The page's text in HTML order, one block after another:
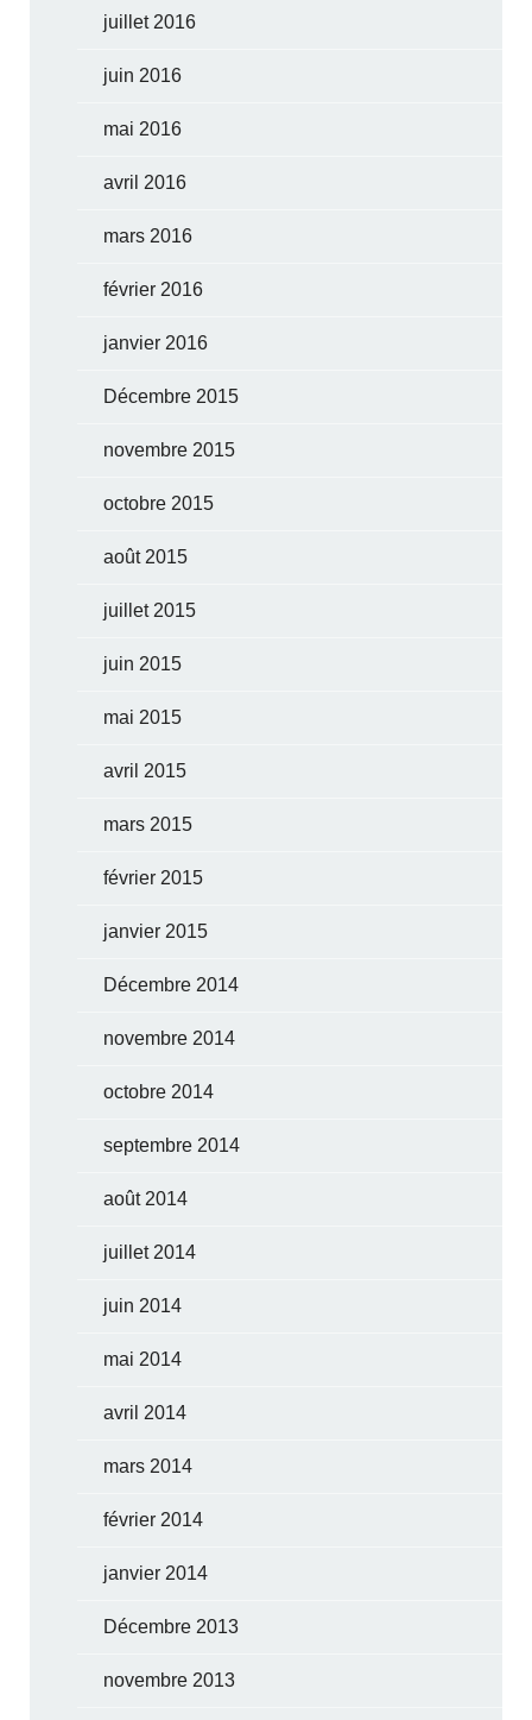
juillet 2016
juin 2016
mai 2016
avril 2016
mars 2016
février 2016
janvier 2016
Décembre 2015
novembre 2015
octobre 2015
août 2015
juillet 2015
juin 2015
mai 2015
avril 2015
mars 2015
février 2015
janvier 2015
Décembre 2014
novembre 2014
octobre 2014
septembre 2014
août 2014
juillet 2014
juin 2014
mai 2014
avril 2014
mars 2014
février 2014
janvier 2014
Décembre 2013
novembre 2013